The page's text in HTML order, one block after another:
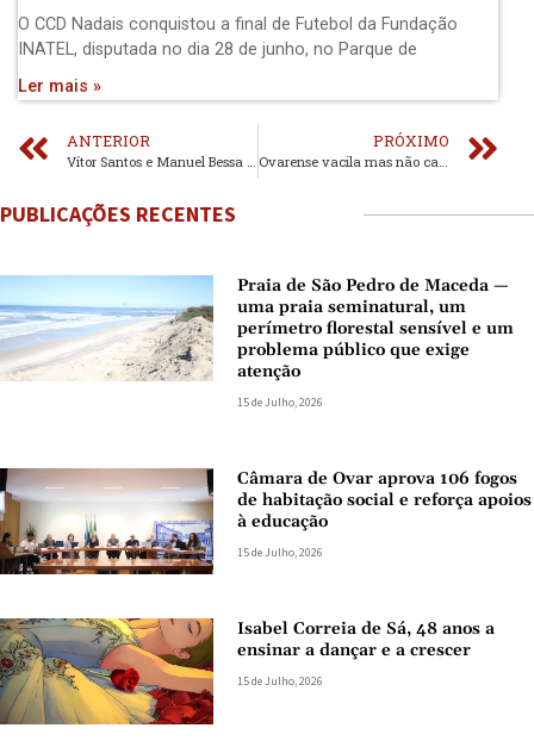
O CCD Nadais conquistou a final de Futebol da Fundação
INATEL, disputada no dia 28 de junho, no Parque de
Ler mais »
ANTERIOR PRÓXIMO
PUBLICAÇÕES RECENTES
Praia de São Pedro de Maceda —
uma praia seminatural, um
perímetro florestal sensível e um
problema público que exige
atenção
15 de Julho, 2026
Câmara de Ovar aprova 106 fogos
de habitação social e reforça apoios
à educação
15 de Julho, 2026
Isabel Correia de Sá, 48 anos a
ensinar a dançar e a crescer
15 de Julho, 2026